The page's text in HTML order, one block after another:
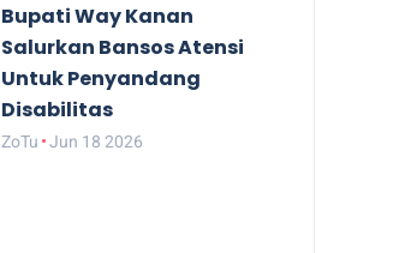
Bupati Way Kanan
Salurkan Bansos Atensi
Untuk Penyandang
Disabilitas
ZoTu Jun 18 2026